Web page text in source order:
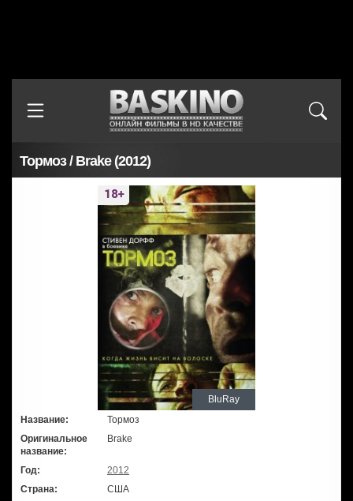
Тормоз / Brake (2012)
BluRay
Название:
Тормоз
Оригинальное
название:
Brake
Год:
2012
Страна:
США